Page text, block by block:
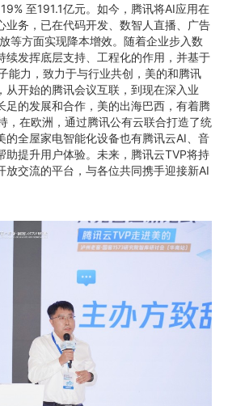
至191.1亿元。如今，腾讯将AI应用在
业务，已在代码开发、数智人直播、广告
等方面实现降本增效。随着企业步入数
续发挥底层支持、工程化的作用，并基于
能力，致力于与行业共创，美的和腾讯
从开始的腾讯会议互联，到现在深入业
足的发展和合作，美的出海巴西，有着腾
，在欧洲，通过腾讯公有云联合打造了统
的全屋家电智能化设备也有腾讯云AI、音
助提升用户体验。未来，腾讯云TVP将持
放交流的平台，与各位共同携手迎接新AI